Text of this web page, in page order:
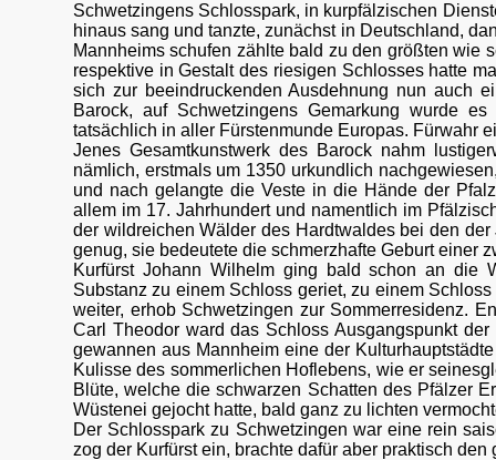
Schwetzingens Schlosspark, in kurpfälzischen
hinaus sang und tanzte, zunächst in Deutschland,
Mannheims schufen zählte bald zu den größten wie
respektive in Gestalt des riesigen Schlosses hatte
sich zur beeindruckenden Ausdehnung nun auch
Barock, auf Schwetzingens Gemarkung wurde
tatsächlich in aller Fürstenmunde Europas. Fürwahr
Jenes Gesamtkunstwerk des Barock nahm
nämlich, erstmals um 1350 urkundlich
und nach gelangte die Veste in die Hände der
allem im 17. Jahrhundert und namentlich im
der wildreichen Wälder des Hardtwaldes bei den
genug, sie bedeutete die schmerzhafte Geburt einer
Kurfürst Johann Wilhelm ging bald schon an die
Substanz zu einem Schloss geriet, zu einem
weiter, erhob Schwetzingen zur Sommerresidenz.
Carl Theodor ward das Schloss Ausgangspunkt
gewannen aus Mannheim eine der
Kulisse des sommerlichen Hoflebens, wie er
Blüte, welche die schwarzen Schatten des Pfälzer
Wüstenei gejocht hatte, bald ganz zu lichten
Der Schlosspark zu Schwetzingen war eine rein
zog der Kurfürst ein, brachte dafür aber praktisch den